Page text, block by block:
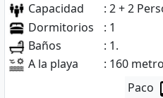
Capacidad
: 2 + 2
Dormitorios
: 1
Baños
: 1.
A la playa
: 160
Paco